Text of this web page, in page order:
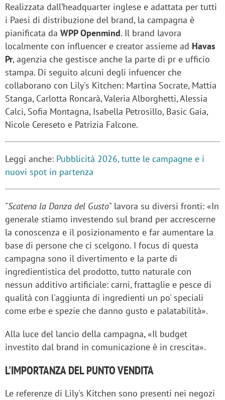
Realizzata dall’headquarter inglese e adattata per tutti
i Paesi di distribuzione del brand, la campagna è
pianificata da WPP Openmind. Il brand lavora
localmente con influencer e creator assieme ad Havas
Pr, agenzia che gestisce anche la parte di pr e ufficio
stampa. Di seguito alcuni degli infuencer che
collaborano con Lily's Kitchen: Martina Socrate, Mattia
Stanga, Carlotta Roncarà, Valeria Alborghetti, Alessia
Calci, Sofia Montagna, Isabella Petrosillo, Basic Gaia,
Nicole Cereseto e Patrizia Falcone.
Leggi anche: Pubblicità 2026, tutte le campagne e i
nuovi spot in partenza
"Scatena la Danza del Gusto" lavora su diversi fronti: «In
generale stiamo investendo sul brand per accrescerne
la conoscenza e il posizionamento e far aumentare la
base di persone che ci scelgono. I focus di questa
campagna sono il divertimento e la parte di
ingredientistica del prodotto, tutto naturale con
nessun additivo artificiale: carni, frattaglie e pesce di
qualità con l'aggiunta di ingredienti un po' speciali
come erbe e spezie che danno gusto e palatabilità».
Alla luce del lancio della campagna, «Il budget
investito dal brand in comunicazione è in crescita».
L'IMPORTANZA DEL PUNTO VENDITA
Le referenze di Lily's Kitchen sono presenti nei negozi